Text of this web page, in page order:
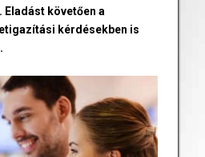
követően a
kérdésekben is